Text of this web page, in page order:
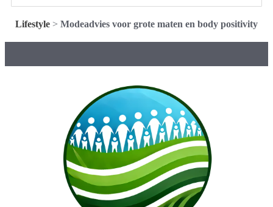
Lifestyle > Modeadvies voor grote maten en body positivity